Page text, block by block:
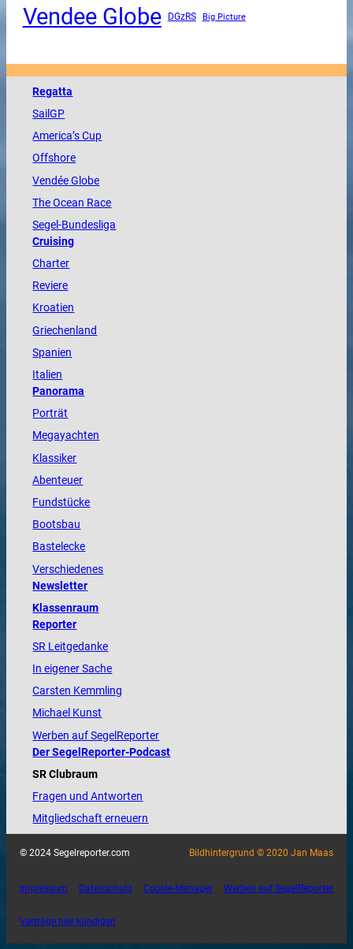
Vendee Globe DGzRS Big Picture
Regatta
SailGP
America’s Cup
Offshore
VendéeGlobe
TheOcean Race
Segel-Bundesliga
Cruising
Charter
Reviere
Kroatien
Griechenland
Spanien
Italien
Panorama
Porträt
Megayachten
Klassiker
Abenteuer
Fundstücke
Bootsbau
Bastelecke
Verschiedenes
Newsletter
Klassenraum
Reporter
SR Leitgedanke
In eigener Sache
Carsten Kemmling
Michael Kunst
Werben auf SegelReporter
Der SegelReporter-Podcast
SR Clubraum
Fragen und Antworten
Mitgliedschaft erneuern
© 2024 Segelreporter.com Bildhintergrund © 2020 Jan Maas
Impressum Datenschutz Cookie-Manager Werben auf SegelReporter
Verträge hier kündigen